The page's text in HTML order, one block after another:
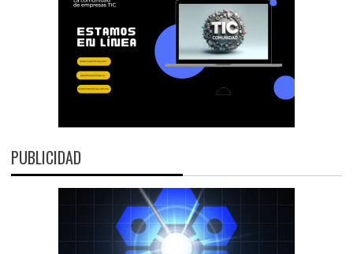
PUBLICIDAD